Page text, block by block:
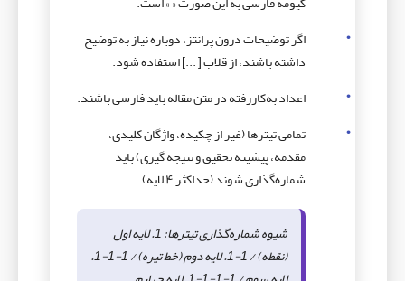
اگر توضیحات درون پرانتز، دوباره نیاز به توضیح
داشته باشند، از قلاب [ ...] استفاده شود.
اعداد به‌کاررفته در متن مقاله باید فارسی باشند.
تمامی تیترها (غیر از چکیده، واژگان کلیدی،
مقدمه، پیشینه تحقیق و نتیجه گیری) باید
شماره‌گذاری شوند (حداکثر ۴ لایه).
شیوه شماره‌گذاری تیترها: 1. لایه اول
(نقطه) / 1-1. لایه دوم (خط تیره) / 1-1-1.